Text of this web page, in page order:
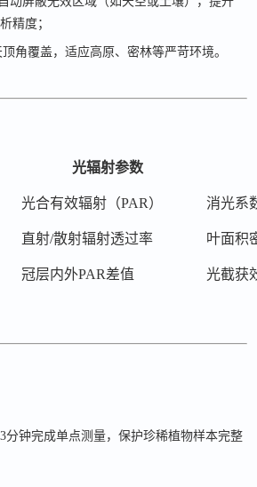
精度；
顶角覆盖，适应高原、密林等严苛环境。
光辐射参数
光合有效辐射（PAR） 消光系
直射/散射辐射透过率 叶面积
冠层内外PAR差值 光截获
3分钟完成单点测量，保护珍稀植物样本完整